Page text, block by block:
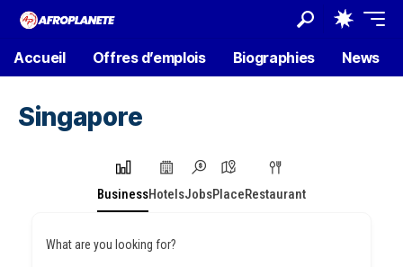
Accueil Offres d’emplois Biographies News
Singapore
BusinessHotelsJobsPlaceRestaurant
What are you looking for?